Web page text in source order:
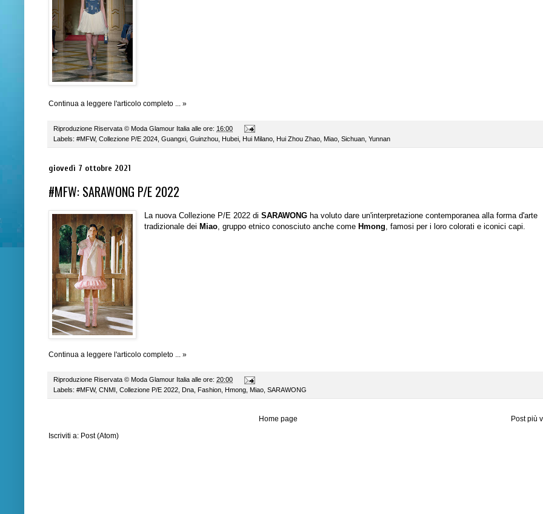
Continua a leggere l'articolo completo ... »
Riproduzione Riservata © Moda Glamour Italia alle ore: 16:00
Labels: #MFW, Collezione P/E 2024 Guangxi Guinzhou Hubei Hui Milano Hui Zhou Zhao Miao Sichuan Yunnan
giovedì 7 ottobre 2021
#MFW: SARAWONG P/E 2022
La nuova Collezione P/E 2022 diSARAWONG ha voluto dare un'interpretazione contemporanea alla forma d'arte
tradizionale dei Miao , gruppo etnico conosciuto anche come Hmong , famosi per i loro colorati e iconici capi.
Continua a leggere l'articolo completo ... »
Riproduzione Riservata © Moda Glamour Italia alle ore: 20:00
Labels: #MFW, CNMI Collezione P/E 2022 Dna Fashion Hmong Miao SARAWONG
Post più
Home page
Iscriviti a: Post (Atom)